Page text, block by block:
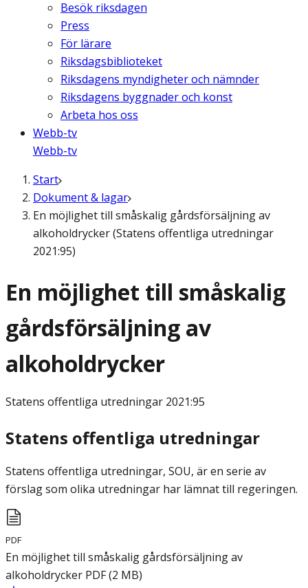
Besök riksdagen
Press
För lärare
Riksdagsbiblioteket
Riksdagens myndigheter och nämnder
Riksdagens byggnader och konst
Arbeta hos oss
Webb-tv
Webb-tv
Start
Dokument & lagar
En möjlighet till småskalig gårdsförsäljning av
alkoholdrycker (Statens offentliga utredningar
2021:95)
En möjlighet till småskalig
gårdsförsäljning av
alkoholdrycker
Statens offentliga utredningar 2021:95
Statens offentliga utredningar
Statens offentliga utredningar, SOU, är en serie av
förslag som olika utredningar har lämnat till regeringen.
PDF
En möjlighet till småskalig gårdsförsäljning av
alkoholdrycker PDF(2 MB)